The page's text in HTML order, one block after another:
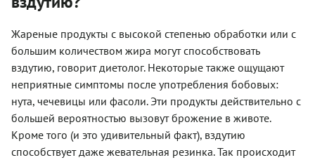
Жареные продукты с высокой степенью обработки или с
большим количеством жира могут способствовать
вздутию, говорит диетолог. Некоторые также ощущают
неприятные симптомы после употребления бобовых:
нута, чечевицы или фасоли. Эти продукты действительно с
большей вероятностью вызовут брожение в животе.
Кроме того (и это удивительный факт), вздутию
способствует даже жевательная резинка. Так происходит